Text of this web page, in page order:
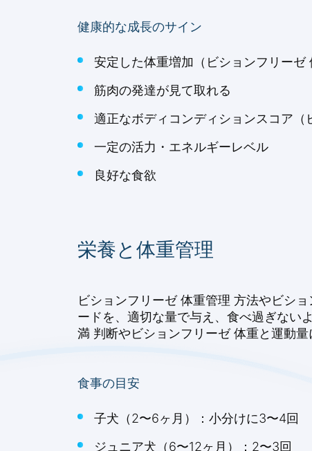
健康的な成長のサイン
安定した体重増加（ビションフリーゼ
筋肉の発達が見て取れる
適正なボディコンディションスコア（
一定の活力・エネルギーレベル
良好な食欲
栄養と体重管理
ビションフリーゼ 体重管理 方法やビシ
ードを、適切な量で与え、食べ過ぎない
満 判断やビションフリーゼ 体重と運動量
食事の目安
子犬（2〜6ヶ月）：小分けに3〜4回
ジュニア犬（6〜12ヶ月）：2〜3回